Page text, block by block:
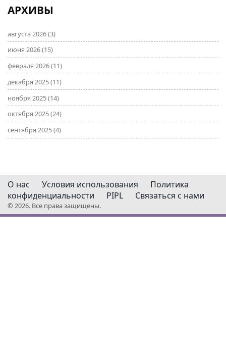
АРХИВЫ
августа 2026(3)
июня 2026(15)
февраля 2026(11)
декабря 2025(11)
ноября 2025(14)
октября 2025(24)
сентября 2025(4)
О нас Условия использования
Политика
конфиденциальности
PIPL Связаться с нами
© 2026. Все права защищены.